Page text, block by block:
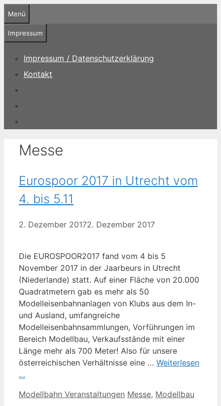
Zum
Inhalt
springen
Menü
Impressum
Impressum / Datenschutzerklärung
Kontakt
Messe
Eurospoor 2017 in Utrecht vom
4. bis 5.11
2. Dezember 20172. Dezember 2017
Die EUROSPOOR2017 fand vom 4 bis 5
November 2017 in der Jaarbeurs in Utrecht
(Nieder­lande) statt. Auf einer Fläche von 20.000
Quadratmetern gab es mehr als 50
Modelleisenbahnanlagen von Klubs aus dem In-
und Ausland, umfangreiche
Modelleisenbahnsammlungen, Vorführungen im
Bereich Modellbau, Verkaufsstände mit einer
Länge mehr als 700 Meter! Also für unsere
österreichischen Verhältnisse eine … Weiterlesen
…
Kategorien
Modellbahn Veranstaltungen Schlagwörter
Messe, Modellbau